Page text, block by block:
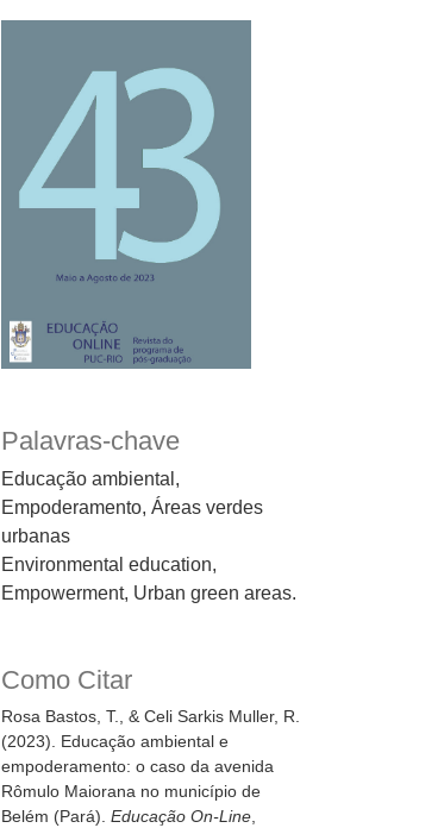
Palavras-chave
Educação ambiental,
Empoderamento, Áreas verdes
urbanas
Environmental education,
Empowerment, Urban green areas.
Como Citar
Rosa Bastos, T., & Celi Sarkis Muller, R.
(2023). Educação ambiental e
empoderamento: o caso da avenida
Rômulo Maiorana no município de
Belém (Pará). Educação On-Line